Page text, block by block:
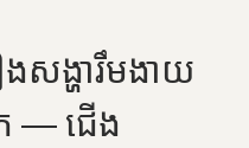
ងសង្ហារឹមងាយ
— ជើង